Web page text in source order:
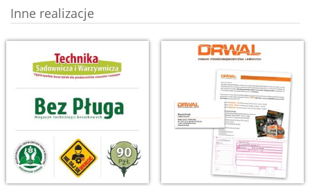
Inne realizacje